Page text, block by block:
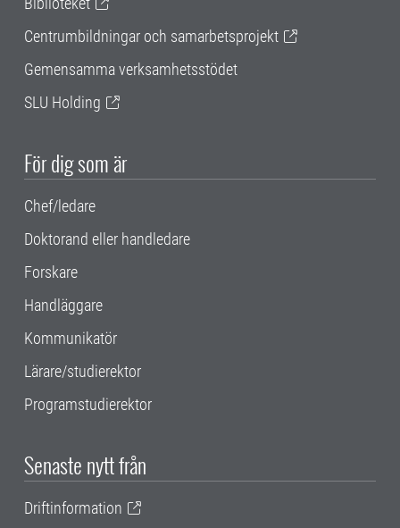
Centrumbildningar och samarbetsprojekt
Gemensamma verksamhetsstödet
SLU Holding
För dig som är
Chef/ledare
Doktorand eller handledare
Forskare
Handläggare
Kommunikatör
Lärare/studierektor
Programstudierektor
Senaste nytt från
Driftinformation